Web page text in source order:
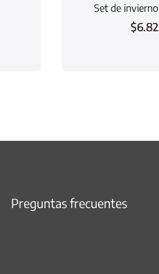
Set de invierno
$
Preguntas frecuentes